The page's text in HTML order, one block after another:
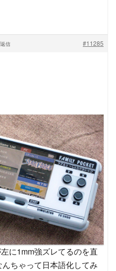
#11285
返信
に1mm強ズレてるのを直
ちゃって日本語化してみ